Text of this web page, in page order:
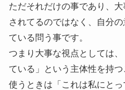
ただそれだけの事であり、
されてるのではなく、自分
ている問う事です。
つまり大事な視点としては
ている」という主体性を持
使うときは「これは私にと